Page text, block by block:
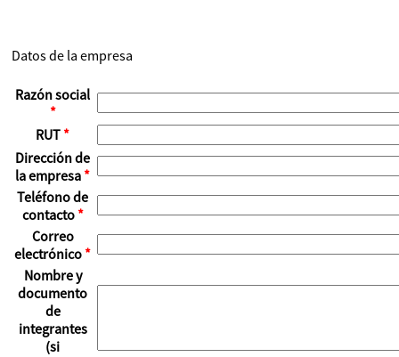
Datos de la empresa
Razón social
*
RUT *
Dirección de
la empresa *
Teléfono de
contacto *
Correo
electrónico *
Nombre y
documento
de
integrantes
(si